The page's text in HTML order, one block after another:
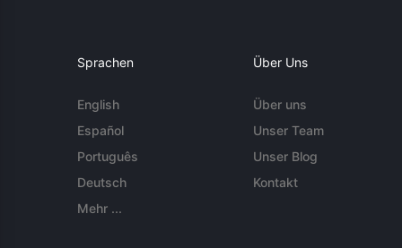
Sprachen
English
Español
Português
Deutsch
Mehr ...
Über Uns
Über uns
Unser Team
Unser Blog
Kontakt